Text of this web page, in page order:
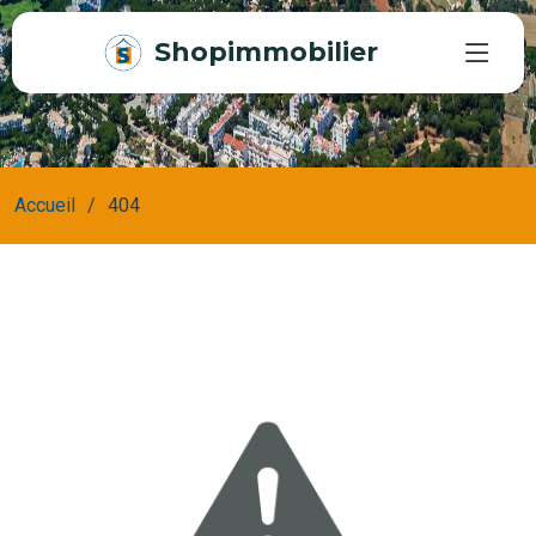
Shopimmobilier
Accueil 404